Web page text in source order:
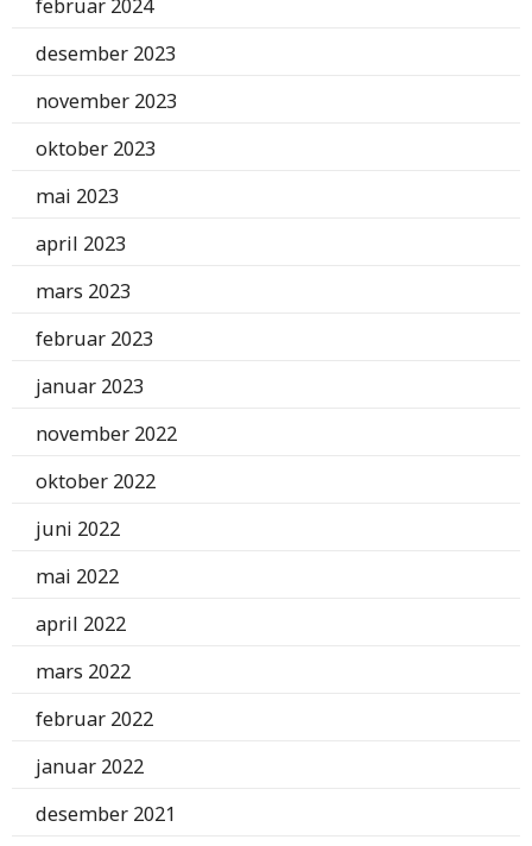
februar 2024
desember 2023
november 2023
oktober 2023
mai 2023
april 2023
mars 2023
februar 2023
januar 2023
november 2022
oktober 2022
juni 2022
mai 2022
april 2022
mars 2022
februar 2022
januar 2022
desember 2021